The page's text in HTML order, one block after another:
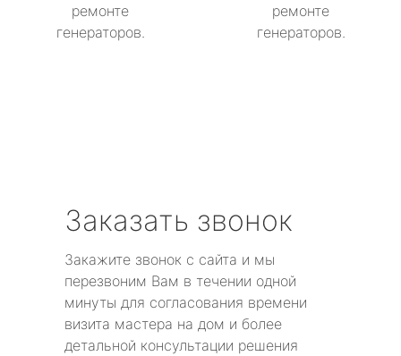
ремонте
генераторов.
ремонте
генераторов.
Заказать звонок
Закажите звонок с сайта и мы
перезвоним Вам в течении одной
минуты для согласования времени
визита мастера на дом и более
детальной консультации решения